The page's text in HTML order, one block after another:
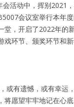
会活动中，挥别2021
会议室举行本年
堂，开启了2022年的
环节、颁奖环节和新
或有遗憾，或有幸运
将愿望牢牢地记在心